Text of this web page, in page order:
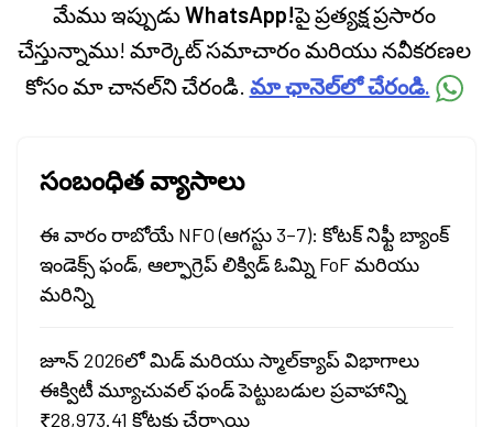
మేము ఇప్పుడుWhatsApp!పై ప్రత్యక్ష ప్రసారం
చేస్తున్నాము! మార్కెట్ సమాచారం మరియు నవీకరణల
కోసం మా చానల్‌ని చేరండి. మా ఛానెల్‌లో చేరండి.
సంబంధిత వ్యాసాలు
ఈ వారం రాబోయే NFO (ఆగస్టు 3–7): కోటక్ నిఫ్టీ బ్యాంక్
ఇండెక్స్ ఫండ్, ఆల్ఫాగ్రెప్ లిక్విడ్ ఓమ్ని FoF మరియు
మరిన్ని
జూన్ 2026లో మిడ్ మరియు స్మాల్‌క్యాప్ విభాగాలు
ఈక్విటీ మ్యూచువల్ ఫండ్ పెట్టుబడుల ప్రవాహాన్ని
₹28,973.41 కోట్లకు చేర్చాయి